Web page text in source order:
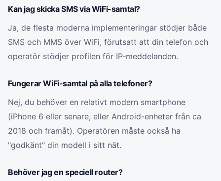
Kan jag skicka SMS via WiFi-samtal?
Ja, de flesta moderna implementeringar stödjer både
SMS och MMS över WiFi, förutsatt att din telefon och
operatör stödjer profilen för IP-meddelanden.
Fungerar WiFi-samtal på alla telefoner?
Nej, du behöver en relativt modern smartphone
(iPhone 6 eller senare, eller Android-enheter från ca
2018 och framåt). Operatören måste också ha
"godkänt" din modell i sitt nät.
Behöver jag en speciell router?